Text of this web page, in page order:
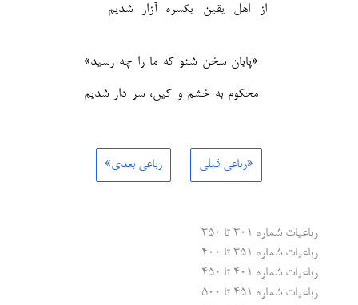
از اهل یقین یکسره آزار شدیم‎
«پایان سخن شنو که ما را چه رسید»
محکوم به خشم و کین، سر دار شدیم
«رباعی قبلی رباعی بعدی»
رباعیات شماره ۳۰۱ تا ۳۵۰
رباعیات شماره ۳۵۱ تا ۴۰۰
رباعیات شماره ۴۰۱ تا ۴۵۰
رباعیات شماره ۴۵۱ تا ۵۰۰